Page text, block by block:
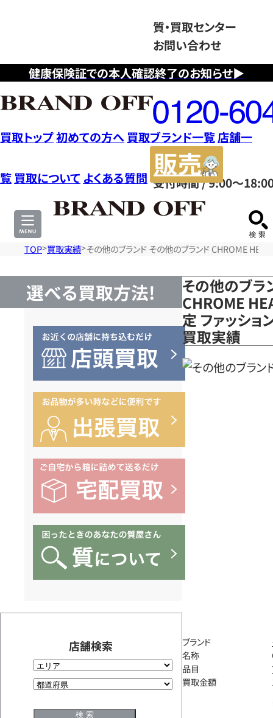
健康保険証での本人確認終了のお知らせ▶
質・買取センター
お問い合わせ
フ
リ
ー
ダ
イ
ヤ
ル
0120604117
受付時間 / 9:00～
買取トップ初めての方へ 買取ブランド一覧店舗一
覧 買取について よくある質問
サ
TOP 買取実績 その他のブランド その他のブランド CHROME
選べる買取方法!
店舗検索
その他のブラ
CHROME
定 ファッショ
買取実績
ブランド
名称
品目
買取金額